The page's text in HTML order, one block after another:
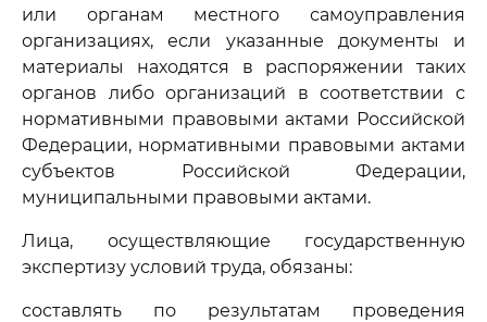
или органам местного самоуправления
организациях, если указанные документы и
материалы находятся в распоряжении таких
органов либо организаций в соответствии с
нормативными правовыми актами Российской
Федерации, нормативными правовыми актами
субъектов Российской Федерации,
муниципальными правовыми актами.
Лица, осуществляющие государственную
экспертизу условий труда, обязаны:
составлять по результатам проведения